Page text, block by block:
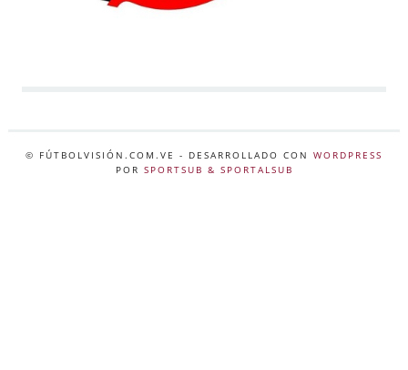
© FÚTBOLVISIÓN.COM.VE - DESARROLLADO CON WORDPRESS
POR SPORTSUB & SPORTALSUB